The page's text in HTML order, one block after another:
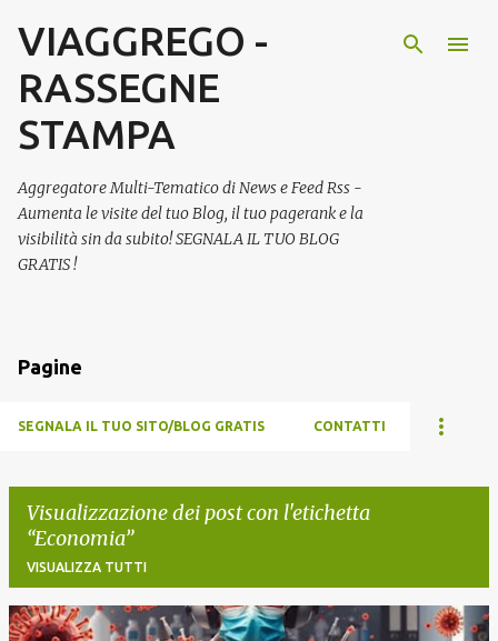
Passa ai contenuti principali
VIAGGREGO -
RASSEGNE
STAMPA
Aggregatore Multi-Tematico di News e Feed Rss -
Aumenta le visite del tuo Blog, il tuo pagerank e la
visibilità sin da subito! SEGNALA IL TUO BLOG
GRATIS !
Pagine
SEGNALA IL TUO SITO/BLOG GRATIS CONTATTI
Visualizzazione dei post con l'etichetta
Economia
VISUALIZZA TUTTI